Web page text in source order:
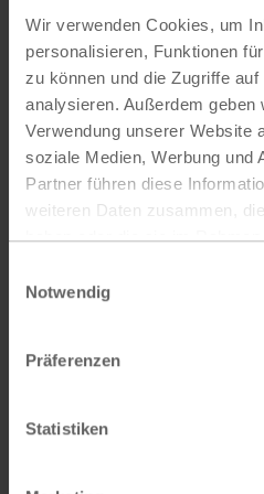
Wir verwenden Cookies, um
personalisieren, Funktionen
zu können und die Zugriffe
analysieren. Außerdem
Verwendung unserer Website
soziale Medien, Werbung und
Partner führen diese
weiteren Daten zusammen,
haben oder die sie im
Datenschutz
Notwendig
Präferenzen
Statistiken
In der Hauptstadt Dili Marc
Höhere Ziele
Doch die begeisterte
wünsche, ist, dass eine